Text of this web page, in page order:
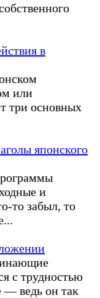
в
или
три основных
японского
и
то забыл, то
с трудностью
— ведь он так